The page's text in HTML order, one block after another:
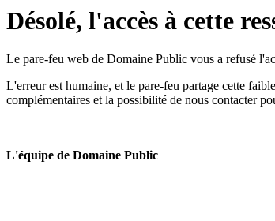
Désolé, l'accès à cette
Le pare-feu web de Domaine Public vous a refusé
L'erreur est humaine, et le pare-feu partage cette
complémentaires et la possibilité de nous contacter
L'équipe de Domaine Public